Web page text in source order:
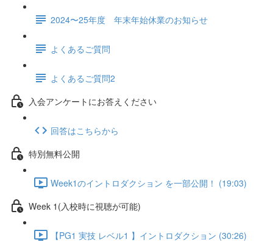
2024〜25年度 年末年始休業のお知らせ
よくあるご質問
よくあるご質問2
入会アンケートにお答えください
回答はこちらから
特別無料公開
Week1のイントロダクション を一部公開！ (19:03)
Week 1(入校時に視聴が可能)
【PG1 実技 レベル1 】イントロダクション (30:26)